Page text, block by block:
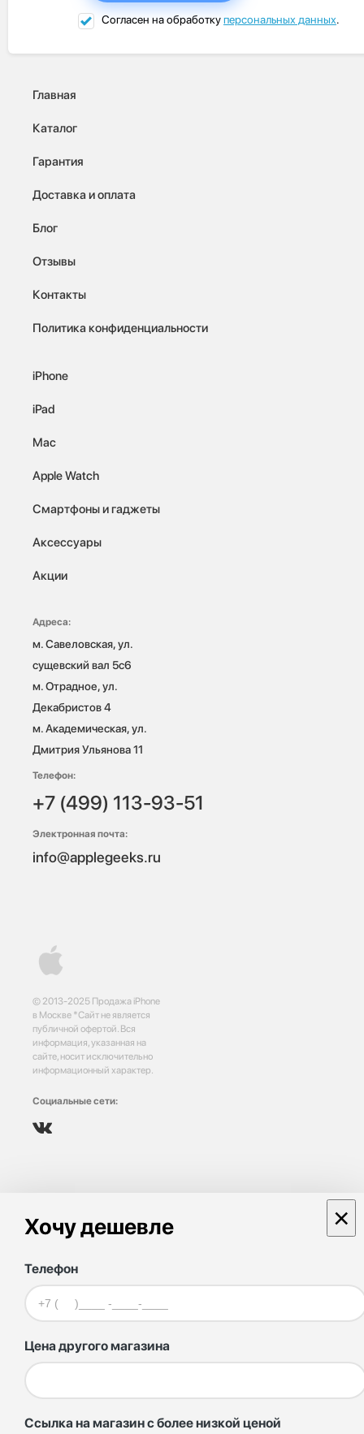
Согласен на обработкуперсональных данных.
© 2013-2025 Продажа iPhone
в Москве *Сайт не является
публичной офертой. Вся
информация, указанная на
сайте, носит исключительно
информационный характер.
Социальные сети:
Главная
Каталог
Гарантия
Доставка и оплата
Блог
Отзывы
Контакты
Политика конфиденциальности
iPhone
iPad
Mac
Apple Watch
Смартфоны и гаджеты
Аксессуары
Акции
Адреса:
м. Савеловская, ул.
сущевский вал 5с6
м. Отрадное, ул.
Декабристов 4
м. Академическая, ул.
Дмитрия Ульянова 11
Телефон:
+7 (499) 113-93-51
Электронная почта:
info@applegeeks.ru
Хочу дешевле ×
Телефон
Цена другого магазина
Ссылка на магазин с более низкой ценой